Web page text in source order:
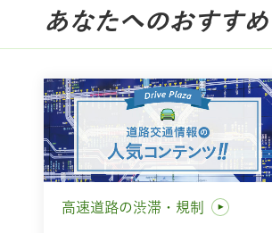
あなたへのおすすめ
高速道路の渋滞・規制